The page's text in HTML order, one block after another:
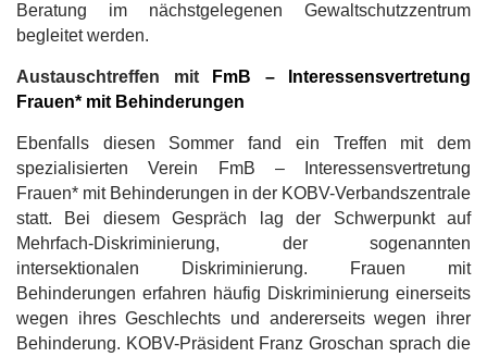
Beratung im nächstgelegenen Gewaltschutzzentrum
begleitet werden.
Austauschtreffen mit
FmB – Interessensvertretung
Frauen* mit Behinderungen
Ebenfalls diesen Sommer fand ein Treffen mit dem
spezialisierten Verein FmB – Interessensvertretung
Frauen* mit Behinderungen in der KOBV-Verbandszentrale
statt. Bei diesem Gespräch lag der Schwerpunkt auf
Mehrfach-Diskriminierung, der sogenannten
intersektionalen Diskriminierung. Frauen mit
Behinderungen erfahren häufig Diskriminierung einerseits
wegen ihres Geschlechts und andererseits wegen ihrer
Behinderung. KOBV-Präsident Franz Groschan sprach die